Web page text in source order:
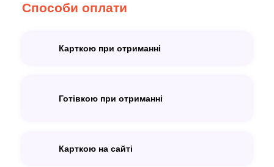
Способи оплати
Карткою при отриманні
Готівкою при отриманні
Карткою на сайті